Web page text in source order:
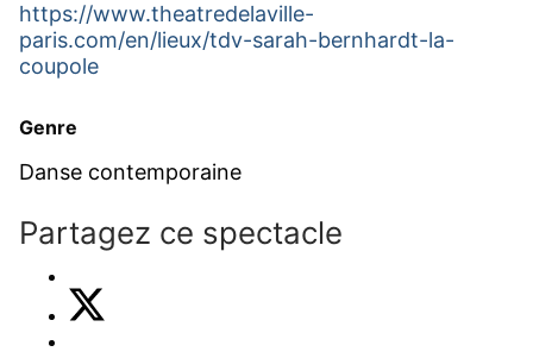
https://www.theatredelaville-
paris.com/en/lieux/tdv-sarah-bernhardt-la-
coupole
Genre
Danse contemporaine
Partagez ce spectacle